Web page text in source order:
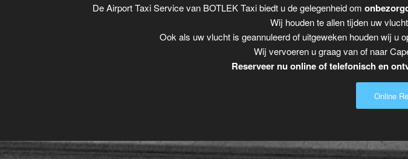
De Airport Taxi Service van BOTLEK Taxi biedt u de gelegenheid om
Wij houden te allen tijden uw
Ook als uw vlucht is geannuleerd of uitgeweken houden wij u
Wij vervoeren u graag van of naar
Reserveer nu online of telefonisch en
Online